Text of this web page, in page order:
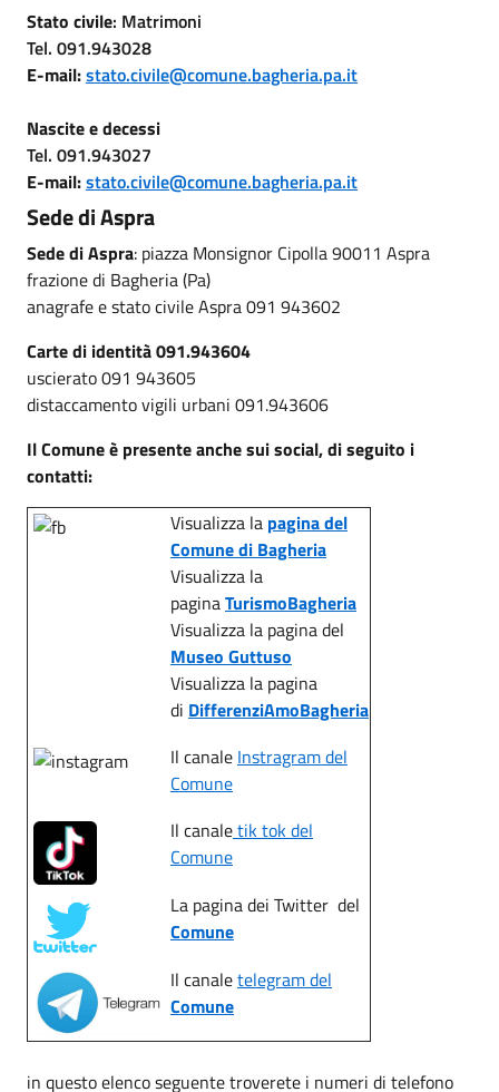
Stato civile: Matrimoni
Tel. 091.943028
E-mail:stato.civile@comune.bagheria.pa.it
Nascite e decessi
Tel. 091.943027
E-mail:stato.civile@comune.bagheria.pa.it
Sede di Aspra
Sede di Aspra: piazza Monsignor Cipolla 90011 Aspra
frazione di Bagheria (Pa)
anagrafe e stato civile Aspra 091 943602
Carte di identità 091.943604
uscierato 091 943605
distaccamento vigili urbani 091.943606
Il Comune è presente anche sui social, di seguito i
contatti:
Visualizza la pagina del
Comune di Bagheria
Visualizza la
paginaTurismoBagheria
Visualizza la pagina del
Museo Guttuso
Visualizza la pagina
di DifferenziAmoBagheria
Il canale Instragram del
Comune
Il canaletik tok del
Comune
La pagina dei Twitter del
Comune
Il canaletelegram del
Comune
in questo elenco seguente troverete i numeri di telefono